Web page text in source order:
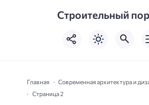
Строительный
Главная
Современная архитектура и
Страница 2